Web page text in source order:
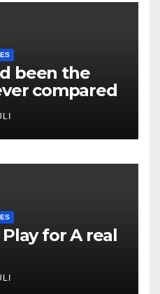
been the
compared
Learners
for A real